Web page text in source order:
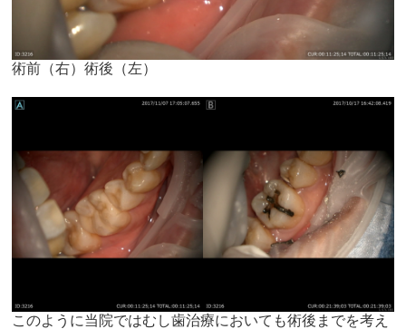
術前（右）術後（左）
このように当院ではむし歯治療においても術後までを考え